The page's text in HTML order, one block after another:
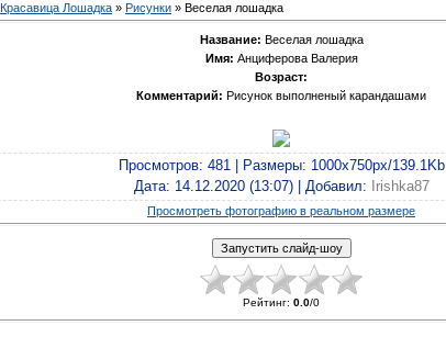
Красавица Лошадка » Рисунки » Веселая лошадка
Название: Веселая лошадка
Имя: Анциферова Валерия
Возраст:
Комментарий: Рисунок выполненый карандашами
Просмотров: 481 | Размеры: 1000x750px/139.1Kb
Дата: 14.12.2020 (13:07) | Добавил: Irishka87
Просмотреть фотографию в реальном размере
Рейтинг: 0.0/0